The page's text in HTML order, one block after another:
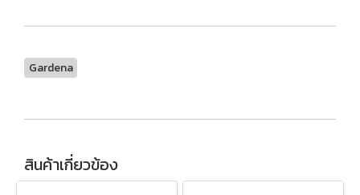
Gardena
สินค้าเกี่ยวข้อง